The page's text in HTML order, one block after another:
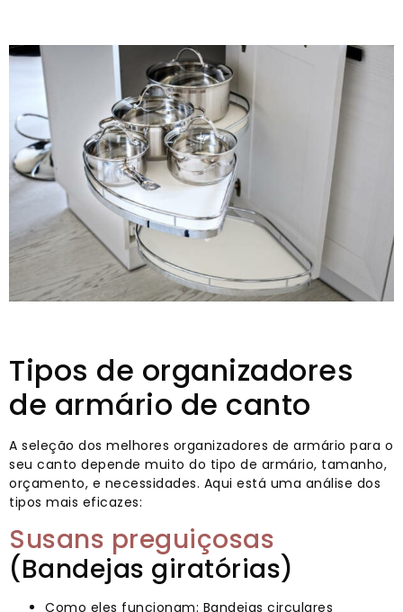
Tipos de organizadores
de armário de canto
A seleção dos melhores organizadores de armário para o
seu canto depende muito do tipo de armário, tamanho,
orçamento, e necessidades. Aqui está uma análise dos
tipos mais eficazes:
Susans preguiçosas
(Bandejas giratórias)
Como eles funcionam: Bandejas circulares